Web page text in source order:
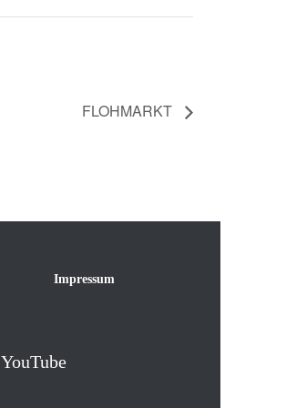
FLOHMARKT
Impressum
YouTube